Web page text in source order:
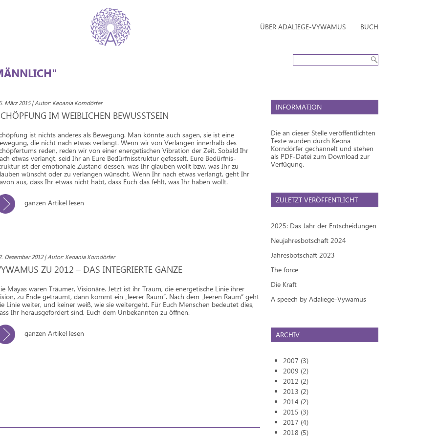
ÜBER ADALIEGE-VYWAMUS BUCH
März 2015 | Autor: Keoania Korndörfer
IM WEIBLICHEN BEWUSSTSEIN
ist nichts anderes als Bewegung. Man könnte auch sagen, sie ist eine
die nicht nach etwas verlangt. Wenn wir von Verlangen innerhalb des
reden, reden wir von einer energetischen Vibration der Zeit. Sobald Ihr
etwas verlangt, seid Ihr an Eure Bedürfnisstruktur gefesselt. Eure Bedürfnis-
ist der emotionale Zustand dessen, was Ihr glauben wollt bzw. was Ihr zu
wünscht oder zu verlangen wünscht. Wenn Ihr nach etwas verlangt, geht Ihr
aus, dass Ihr etwas nicht habt, dass Euch das fehlt, was Ihr haben wollt.
ganzen Artikel lesen
Dezember 2012 | Autor: Keoania Korndörfer
ZU 2012 – DAS INTEGRIERTE GANZE
Mayas waren Träumer, Visionäre. Jetzt ist ihr Traum, die energetische Linie ihrer
zu Ende geträumt, dann kommt ein „leerer Raum“. Nach dem „leeren Raum“ geht
Linie weiter, und keiner weiß, wie sie weitergeht. Für Euch Menschen bedeutet dies,
Ihr herausgefordert sind, Euch dem Unbekannten zu öffnen.
ganzen Artikel lesen
INFORMATION
Die an dieser Stelle veröffentlichten
Texte wurden durch Keona
Korndörfer gechannelt und stehen
als PDF-Datei zum Download zur
Verfügung.
ZULETZT VERÖFFENTLICHT
2025: Das Jahr der Entscheidungen
Neujahresbotschaft 2024
Jahresbotschaft 2023
The force
Die Kraft
A speech by Adaliege-Vywamus
ARCHIV
2007 (3)
2009 (2)
2012 (2)
2013 (2)
2014 (2)
2015 (3)
2017 (4)
2018 (5)